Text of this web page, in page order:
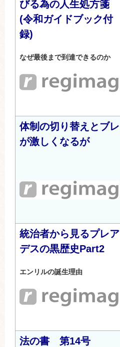
びる為の人生処方箋
(令和ガイドブック付
録)
なぜ最後まで到達できるのか
体制の切り替えとブレ
が激しくなるが
統治者から見るプレア
デスの黒歴史Part2
エンリルの誕生理由
法の書 第14号